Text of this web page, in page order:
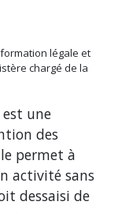
légale et
chargé de la
une
des
permet à
activité sans
dessaisi de